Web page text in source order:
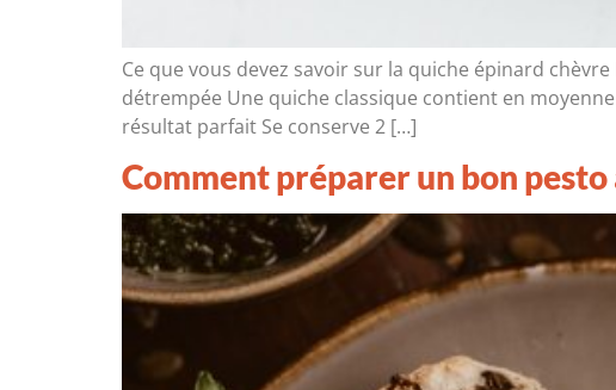
Ce que vous devez savoir sur la quiche épinard
détrempée Une quiche classique contient en
résultat parfait Se conserve 2 […]
Comment préparer un bon pesto